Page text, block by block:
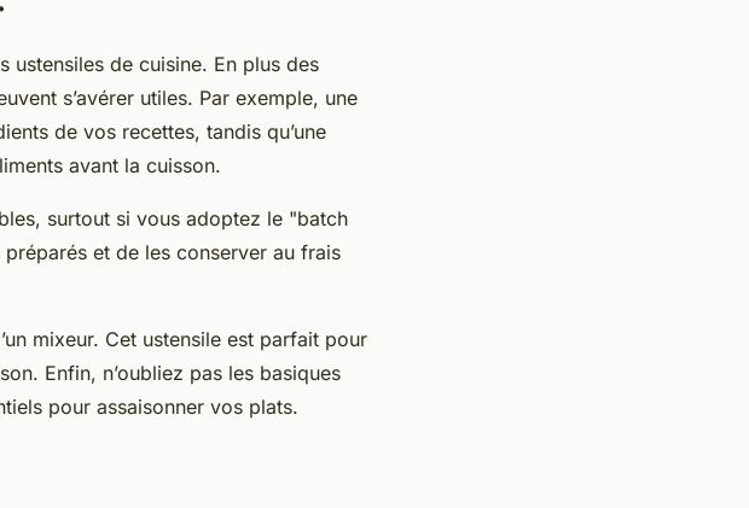
ustensiles de cuisine. En plus des
s’avérer utiles. Par exemple, une
de vos recettes, tandis qu’une
avant la cuisson.
surtout si vous adoptez le "batch
et de les conserver au frais
mixeur. Cet ustensile est parfait pour
Enfin, n’oubliez pas les basiques
pour assaisonner vos plats.